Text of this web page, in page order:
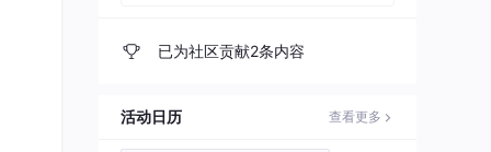
已为社区贡献2条内容
活动日历 查看更多